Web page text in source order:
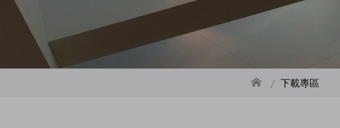
微孔吸音板曲型天花
微孔吸音板蜂巢金屬天花
微孔吸音板吸音牆系列
下載專區